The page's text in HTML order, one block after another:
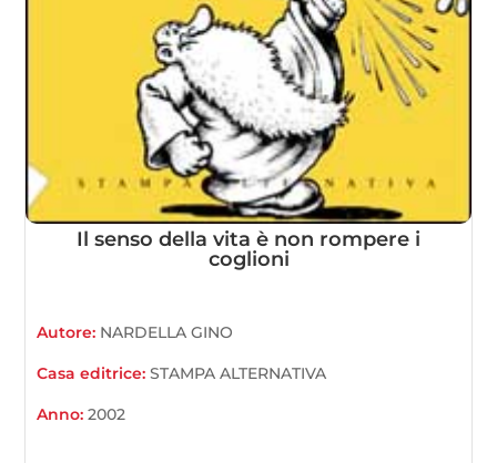
Il senso della vita è non rompere i
coglioni
Autore: NARDELLA GINO
Casa editrice:STAMPA ALTERNATIVA
Anno:2002